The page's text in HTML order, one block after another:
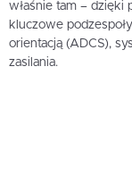
właśnie tam – dzięki
kluczowe
orientacją (ADCS),
zasilania.